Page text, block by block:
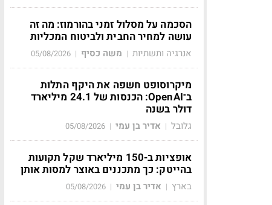
הסכמה על מסלול זמני בהורמוז: מה זה
עושה למחיר החבית ולביטוח המכליות
אנרגיה ותשתיות | משה כסיף |
05/08/2026
מיקרוסופט חשפה את היקף התלות
ב־OpenAI: הכנסות של 24.1 מיליארד
דולר בשנה
גלובל | אדיר בן עמי |
05/08/2026
אופציות ב-150 מיליארד שקל תקועות
בהייטק: כך מתכננים באוצר למסות אותן
בארץ | אדיר בן עמי |
05/08/2026